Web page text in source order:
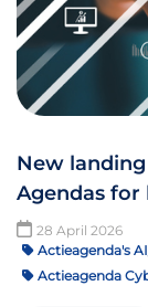
New
Agendas
28 April 2026
Actieagenda's
Actieagenda